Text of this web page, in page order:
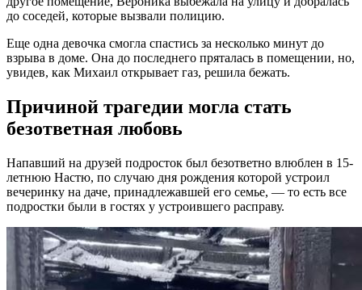
до соседей, которые вызвали полицию.
Еще одна девочка смогла спастись за несколько минут до
взрыва в доме. Она до последнего пряталась в помещении, но,
увидев, как Михаил открывает газ, решила бежать.
Причиной трагедии могла стать
безответная любовь
Напавший на друзей подросток был безответно влюблен в 15-
летнюю Настю, по случаю дня рождения которой устроил
вечеринку на даче, принадлежавшей его семье, — то есть все
подростки были в гостях у устроившего расправу.